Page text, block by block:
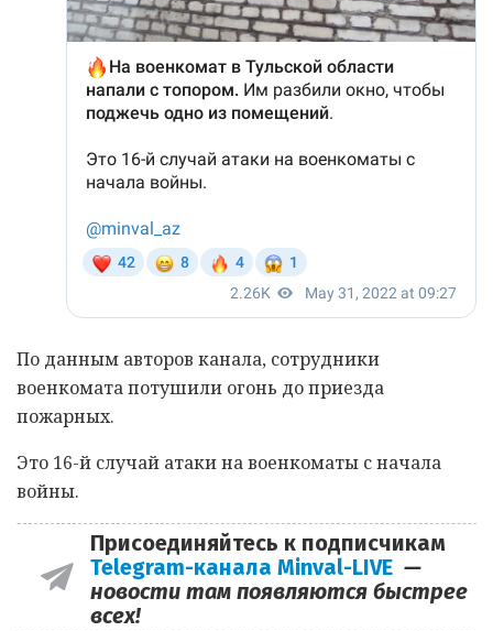
По данным авторов канала, сотрудники
военкомата потушили огонь до приезда
пожарных.
Это 16-й случай атаки на военкоматы с начала
войны.
Присоединяйтесь к подписчикам
Telegram-канала Minval-LIVE —
новости там появляются быстрее
всех!